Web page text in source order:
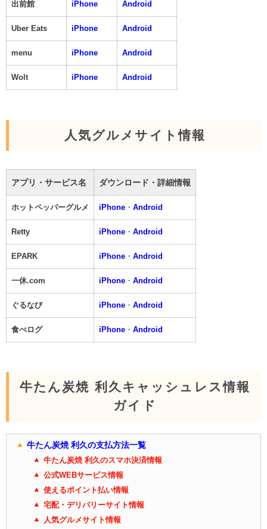
出前館 iPhone Android
Uber Eats iPhone Android
menu iPhone Android
Wolt iPhone Android
人気グルメサイト情報
アプリ・サービス名 ダウンロード・詳細情報
ホットペッパーグルメ iPhone ・ Android
Retty iPhone ・ Android
EPARK iPhone ・ Android
一休.com iPhone ・ Android
ぐるなび iPhone ・ Android
食べログ iPhone ・ Android
牛たん炭焼 利久キャッシュレス情報
ガイド
牛たん炭焼 利久の支払方法一覧
牛たん炭焼 利久のスマホ決済情報
公式WEBサービス情報
使えるポイント払い情報
宅配・デリバリーサイト情報
人気グルメサイト情報